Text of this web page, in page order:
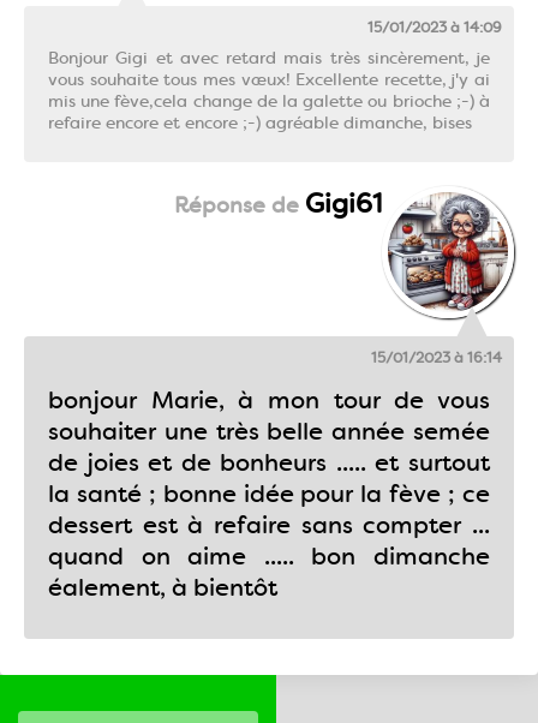
15/01/2023 à 14:09
Bonjour Gigi et avec retard mais très sincèrement, je
vous souhaite tous mes vœux! Excellente recette, j'y ai
mis une fève,cela change de la galette ou brioche ;-) à
refaire encore et encore ;-) agréable dimanche, bises
Gigi61
15/01/2023 à 16:14
bonjour Marie, à mon tour de vous
souhaiter une très belle année semée
de joies et de bonheurs ..... et surtout
la santé ; bonne idée pour la fève ; ce
dessert est à refaire sans compter ...
quand on aime ..... bon dimanche
éalement, à bientôt